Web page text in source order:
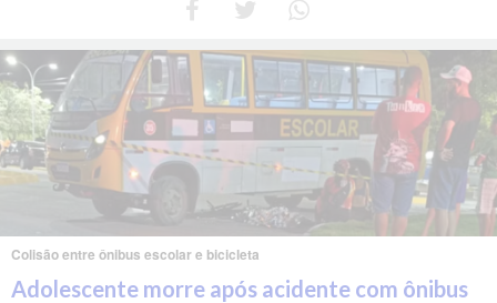
Colisão entre ônibus escolar e bicicleta
Adolescente morre após acidente com ônibus